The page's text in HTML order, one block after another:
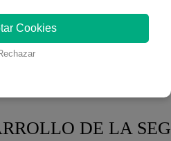
medio de la recta final de la
resultados actualizados de la
DE LA
Cookies